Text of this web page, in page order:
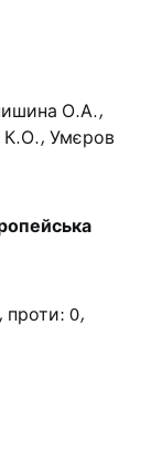
О.А.,
К.О., Умєров
проти: 0,